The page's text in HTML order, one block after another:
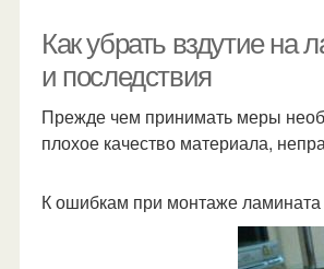
Как убрать вздутие на
и последствия
Прежде чем принимать меры
плохое качество материала,
К ошибкам при монтаже ламината